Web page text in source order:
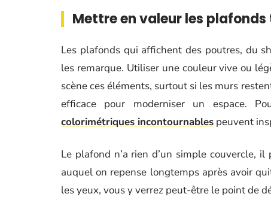
Mettre en valeur les
Les plafonds qui affichent des poutres, du
les remarque. Utiliser une couleur vive ou
scène ces éléments, surtout si les murs
efficace pour moderniser un espace.
colorimétriques incontournables peuvent
Le plafond n’a rien d’un simple couvercle,
auquel on repense longtemps après avoir
les yeux, vous y verrez peut-être le point de